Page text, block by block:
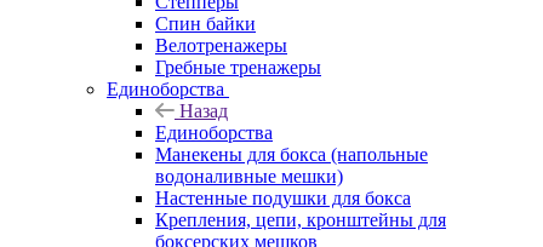
Спин байки
Велотренажеры
Гребные тренажеры
Единоборства
Назад
Единоборства
Манекены для бокса (напольные
водоналивные мешки)
Настенные подушки для бокса
Крепления, цепи, кронштейны для
боксерских мешков